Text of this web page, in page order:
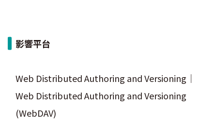
影響平台
Web Distributed Authoring and Versioning｜
Web Distributed Authoring and Versioning
(WebDAV)